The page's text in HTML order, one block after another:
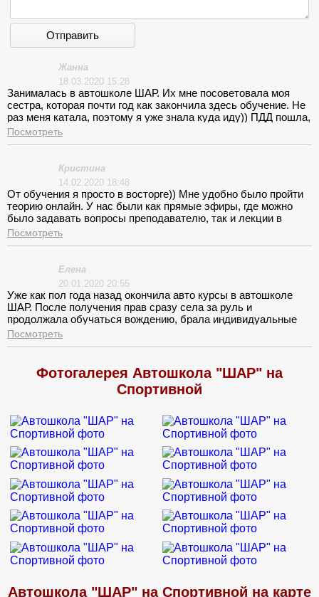
Отправить
Жанна
18.03.2020 15:28
Занималась в автошколе ШАР. Их мне посоветовала моя
сестра, которая почти год как закончила здесь обучение. Не
раз меня катала, поэтому я уже знала куда иду)) ПДД пошла,
учить в класс, занималась в утреннее время, преподаватель
отличный, класс светлый и в двух шагах от моей работы.
объяснять, просто невозможно не знать пдд)) С
инструктором мне очень повезло, взрослый мужчина, со
спокойной реакцией на мои ошибки)) Спасибо Дмитрий
Васильевич с Вами мне вождение далось легко! Спасибо
Вам за удобный график и поддержку))
Посмотреть
Кристина
14.02.2020 18:48
От обучения я просто в восторге)) Мне удобно было пройти
теорию онлайн. У нас были как прямые эфиры, где можно
было задавать вопросы преподавателю, так и лекции в
записи. Которые я смотрела, когда не успевала на онлайн
или хотела повторить пройденное. Много учебной
кабинете, поэтому искать нужные книжки не нужно)) Тут же
можно готовиться к экзаменационным тестам и сдавать
внутренние экзамены. Повезло, что повторный экзамен
бесплатный! Вождение тоже на высоком уровне)) График
вождений очень удобный, машины классные и площадка не
далеко от метро. Всё понравилось! Вы – супер))
Посмотреть
Елена
20.01.2020 20:55
Уже как пол года назад окончила авто курсы в автошколе
ШАР. После получения прав сразу села за руль и
продолжала обучаться вождению, брала индивидуальные
занятия с инструктором. Автошкола мне помогла
переступить через свои страхи. Лектор настолько детально
случиться на дороге. И конечно же огромная благодарность
инструктору по вождению, вы мне помогли побороть свой
страх. Теперь сажусь за руль без страха, а с уверенностью в
Посмотреть
Фотогалерея Автошкола "ШАР" на
Спортивной
Автошкола "ШАР" на Спортивной на карте